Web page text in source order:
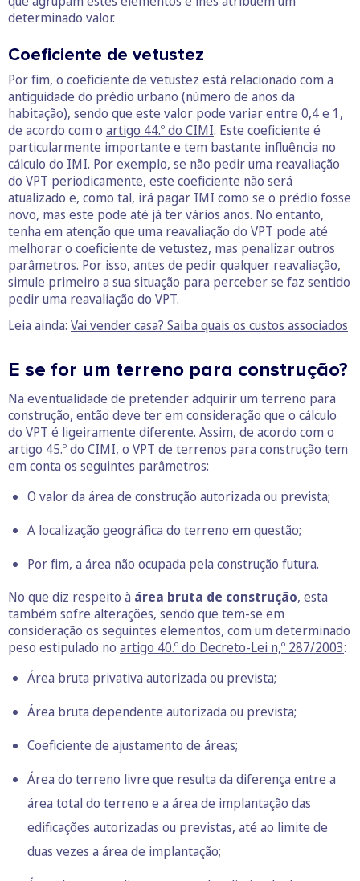
determinado valor.
Coeficiente de vetustez
Por fim, o coeficiente de vetustez está relacionado com a
antiguidade do prédio urbano (número de anos da
habitação), sendo que este valor pode variar entre 0,4 e 1,
de acordo com o artigo 44.º do CIMI. Este coeficiente é
particularmente importante e tem bastante influência no
cálculo do IMI. Por exemplo, se não pedir uma reavaliação
do VPT periodicamente, este coeficiente não será
atualizado e, como tal, irá pagar IMI como se o prédio fosse
novo, mas este pode até já ter vários anos. No entanto,
tenha em atenção que uma reavaliação do VPT pode até
melhorar o coeficiente de vetustez, mas penalizar outros
parâmetros. Por isso, antes de pedir qualquer reavaliação,
simule primeiro a sua situação para perceber se faz sentido
pedir uma reavaliação do VPT.
Leia ainda: Vai vender casa? Saiba quais os custos associados
E se for um terreno para construção?
Na eventualidade de pretender adquirir um terreno para
construção, então deve ter em consideração que o cálculo
do VPT é ligeiramente diferente. Assim, de acordo com o
artigo 45.º do CIMI, o VPT de terrenos para construção tem
em conta os seguintes parâmetros:
O valor da área de construção autorizada ou prevista;
A localização geográfica do terreno em questão;
Por fim, a área não ocupada pela construção futura.
No que diz respeito à área bruta de construção, esta
também sofre alterações, sendo que tem-se em
consideração os seguintes elementos, com um determinado
peso estipulado no artigo 40.º do Decreto-Lei n,º 287/2003:
Área bruta privativa autorizada ou prevista;
Área bruta dependente autorizada ou prevista;
Coeficiente de ajustamento de áreas;
Área do terreno livre que resulta da diferença entre a
área total do terreno e a área de implantação das
edificações autorizadas ou previstas, até ao limite de
duas vezes a área de implantação;